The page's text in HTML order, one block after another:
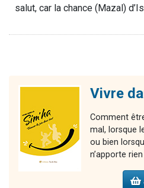
salut, car la chance (Mazal)
Vivre
Comment
mal, lorsque
ou bien
n’apporte